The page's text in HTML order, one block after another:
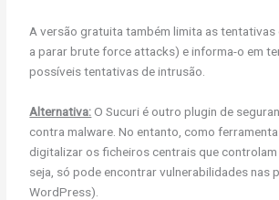
A versão gratuita também limita as tentativas
a parar brute force attacks) e informa-o em
possíveis tentativas de intrusão.
Alternativa:O Sucuri é outro plugin de
contra malware. No entanto, como
digitalizar os ficheiros centrais que
seja, só pode encontrar vulnerabilidades nas
WordPress).